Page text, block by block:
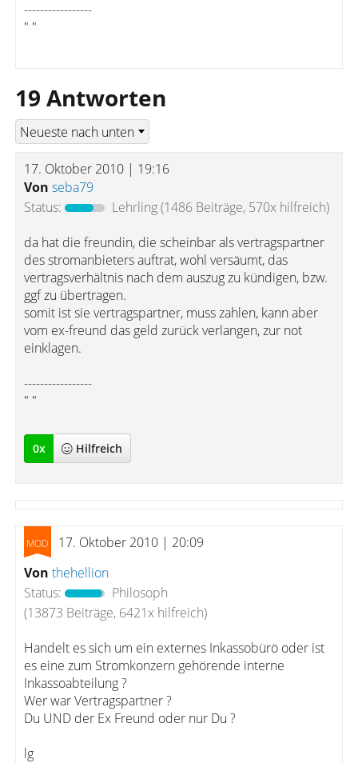
-----------------
" "
19 Antworten
17. Oktober 2010 | 19:16
Von seba79
Status:
Lehrling(1486 Beiträge, 570x hilfreich)
da hat die freundin, die scheinbar als vertragspartner
des stromanbieters auftrat, wohl versäumt, das
vertragsverhältnis nach dem auszug zu kündigen, bzw.
ggf zu übertragen.
somit ist sie vertragspartner, muss zahlen, kann aber
vom ex-freund das geld zurück verlangen, zur not
einklagen.
-----------------
" "
0x Hilfreich
17. Oktober 2010 | 20:09
Von thehellion
Status:
Philosoph
(13873 Beiträge, 6421x hilfreich)
Handelt es sich um ein externes Inkassobürö oder ist
es eine zum Stromkonzern gehörende interne
Inkassoabteilung ?
Wer war Vertragspartner ?
Du UND der Ex Freund oder nur Du ?
lg